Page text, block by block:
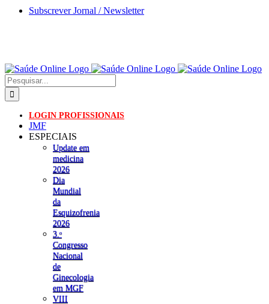
Skip
Subscrever Jornal / Newsletter
Pesquisar
LOGIN PROFISSIONAIS
JMF
ESPECIAIS
Update em
medicina
2026
Dia
Mundial
da
Esquizofrenia
2026
3.ᵒ
Congresso
Nacional
de
Ginecologia
em MGF
VIII